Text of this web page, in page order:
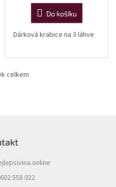
Do košíku
Dárková krabice na 3 láhve
O
c
í
r
v
celkem
558 022